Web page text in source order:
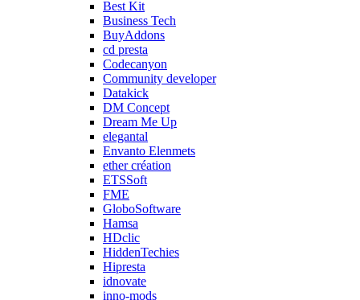
Best Kit
Business Tech
BuyAddons
cd presta
Codecanyon
Community developer
Datakick
DM Concept
Dream Me Up
elegantal
Envanto Elenmets
ether création
ETSSoft
FME
GloboSoftware
Hamsa
HDclic
HiddenTechies
Hipresta
idnovate
inno-mods